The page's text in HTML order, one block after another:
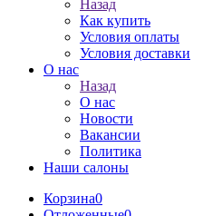
Назад
Как купить
Условия оплаты
Условия доставки
О нас
Назад
О нас
Новости
Вакансии
Политика
Наши салоны
Корзина0